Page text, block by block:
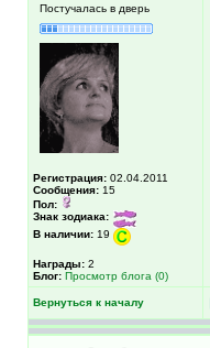
Постучалась в дверь
Регистрация: 02.04.2011
Сообщения: 15
Пол:
Знак зодиака:
В наличии: 19
Награды: 2
Блог: Просмотр блога (0)
Вернуться к началу